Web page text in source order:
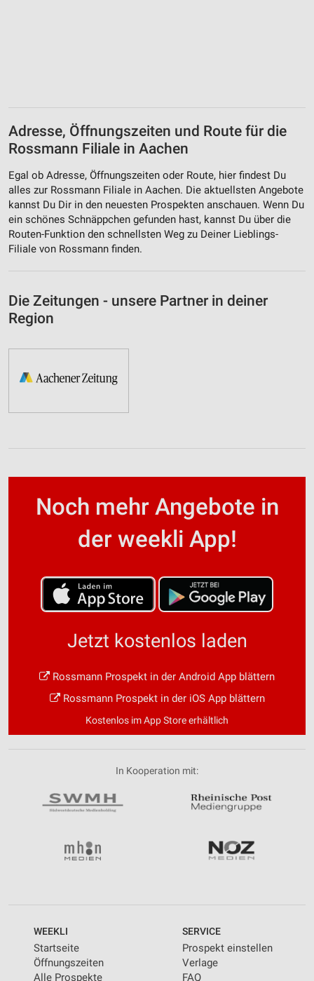
Adresse, Öffnungszeiten und Route für die
Rossmann Filiale in Aachen
Egal ob Adresse, Öffnungszeiten oder Route, hier findest Du
alles zur Rossmann Filiale in Aachen. Die aktuellsten Angebote
kannst Du Dir in den neuesten Prospekten anschauen. Wenn Du
ein schönes Schnäppchen gefunden hast, kannst Du über die
Routen-Funktion den schnellsten Weg zu Deiner Lieblings-
Filiale von Rossmann finden.
Die Zeitungen - unsere Partner in deiner
Region
Noch mehr Angebote in
der weekli App!
Jetzt kostenlos laden
Rossmann Prospekt in der Android App blättern
Rossmann Prospekt in der iOS App blättern
Kostenlos im App Store erhältlich
In Kooperation mit:
WEEKLI
Startseite
Öffnungszeiten
Alle Prospekte
SERVICE
Prospekt einstellen
Verlage
FAQ